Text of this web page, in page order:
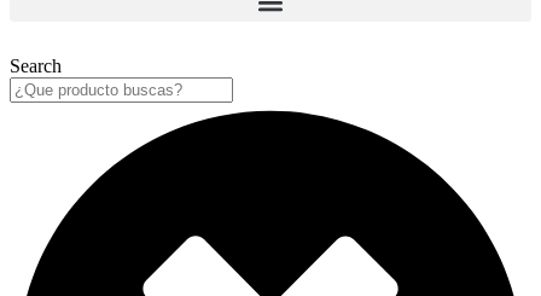
Search